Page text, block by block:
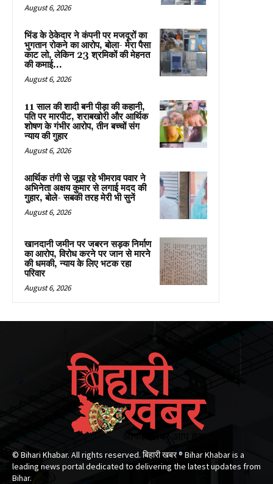
August 6, 2026
भिंड के ठेकेदार ने कंपनी पर मजदूरों का
भुगतान रोकने का आरोप, बोला- मेरा पैसा
काट लो, लेकिन 23 श्रमिकों की मेहनत
की कमाई...
August 6, 2026
11 साल की शादी बनी पीड़ा की कहानी,
पति पर मारपीट, शराबखोरी और आर्थिक
शोषण के गंभीर आरोप, तीन बच्चों संग
न्याय की गुहार
August 6, 2026
आर्थिक तंगी से जूझ रहे भीमराव पवार ने
अभिनेता अक्षय कुमार से लगाई मदद की
गुहार, बोले- सबकी तरह मेरी भी सुनें
August 6, 2026
खानदानी जमीन पर जबरन सड़क निर्माण
का आरोप, विरोध करने पर जान से मारने
की धमकी, न्याय के लिए भटक रहा
परिवार
August 6, 2026
© Bihari Khabar. All rights reserved. बिहारी खबर ®​ Bihar Khabar is a
leading news portal dedicated to delivering the latest updates from
Bihar.